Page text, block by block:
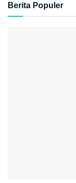
Berita Populer